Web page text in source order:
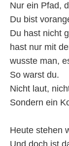
Nur ein Pfad,
Du bist
Du hast nicht
hast nur mit
wusste man,
So warst du.
Nicht laut,
Sondern ein
Heute stehen